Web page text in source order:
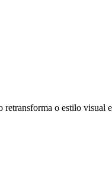
o estilo visual